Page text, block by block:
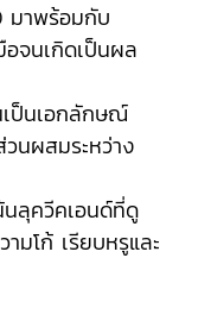
มาพร้อมกับ
จนเกิดเป็นผล
ป็นเอกลักษณ์
วนผสมระหว่าง
นลุควีคเอนด์ที่ดู
มโก้ เรียบหรูและ